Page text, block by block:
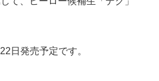
日発売予定です。